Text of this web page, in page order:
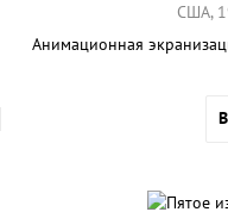
США,
Анимационная